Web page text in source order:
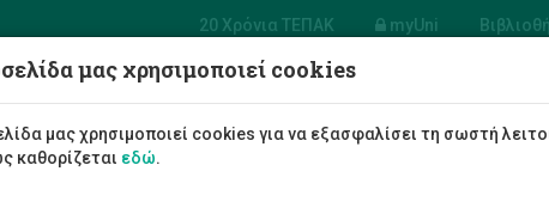
20 Χρόνια ΤΕΠΑΚ myUni
Φοιτητές/τριες Σπουδές
μας χρησιμοποιεί cookies
μας χρησιμοποιεί cookies για να εξασφαλίσει τη σωστή
καθορίζεται εδώ.